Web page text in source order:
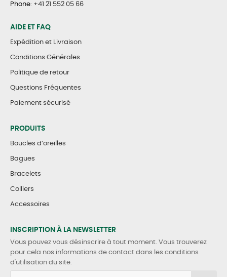
Phone: +41 21 552 05 66
AIDE ET FAQ
Expédition et Livraison
Conditions Générales
Politique de retour
Questions Fréquentes
Paiement sécurisé
PRODUITS
Boucles d’oreilles
Bagues
Bracelets
Colliers
Accessoires
INSCRIPTION À LA NEWSLETTER
Vous pouvez vous désinscrire à tout moment. Vous trouverez
pour cela nos informations de contact dans les conditions
d'utilisation du site.